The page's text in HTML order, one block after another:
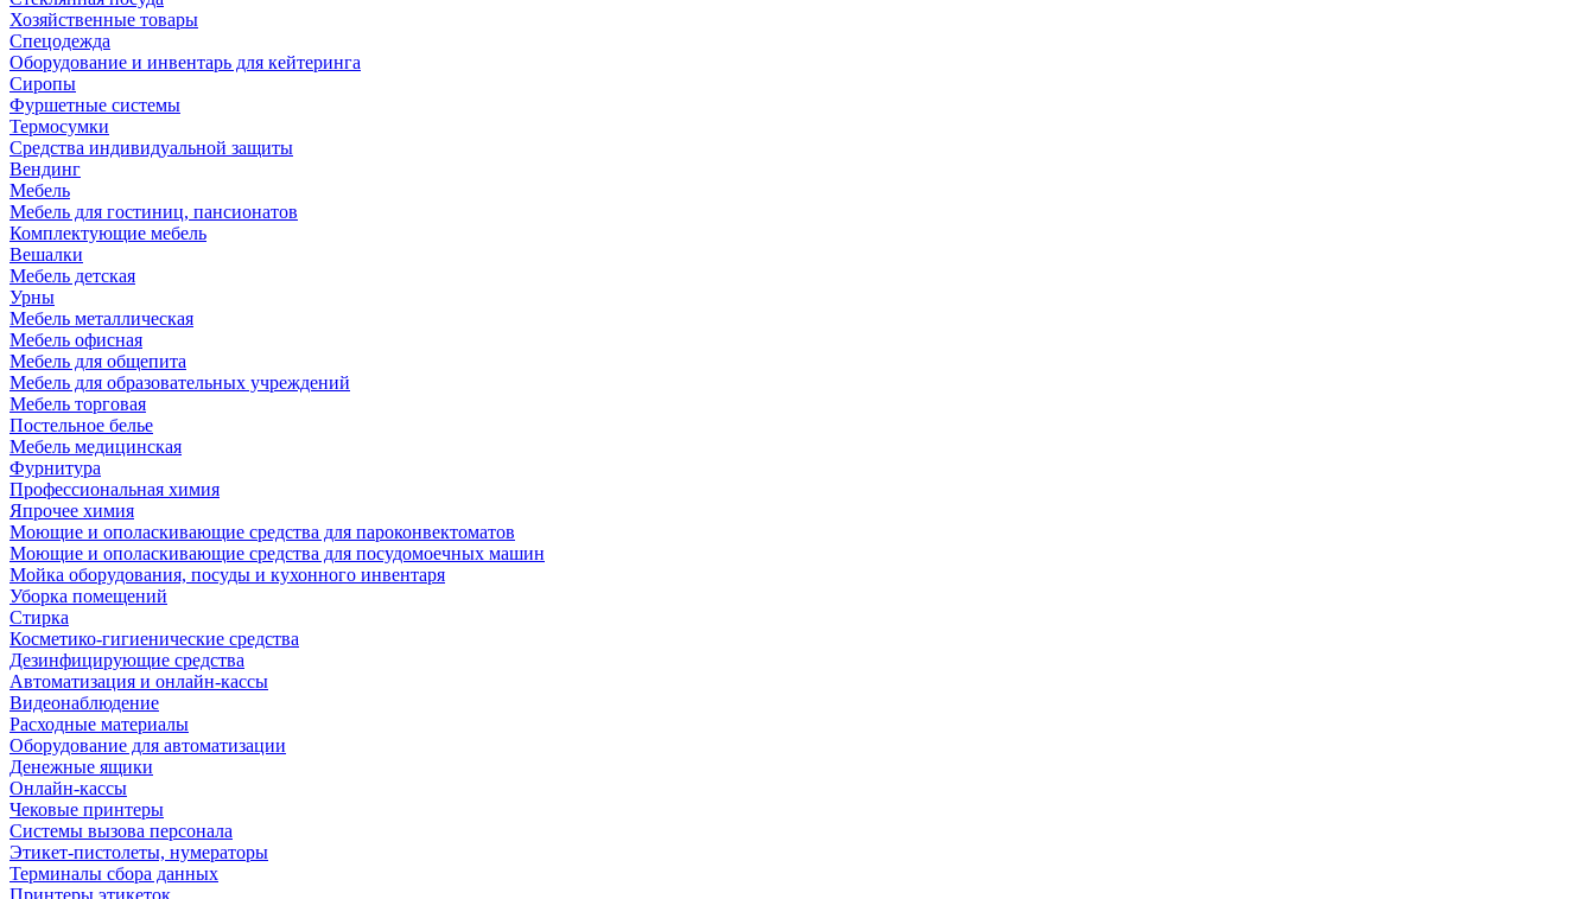
Хозяйственные товары
Спецодежда
Оборудование и инвентарь для кейтеринга
Сиропы
Фуршетные системы
Термосумки
Средства индивидуальной защиты
Вендинг
Мебель
Мебель для гостиниц, пансионатов
Комплектующие мебель
Вешалки
Мебель детская
Урны
Мебель металлическая
Мебель офисная
Мебель для общепита
Мебель для образовательных учреждений
Мебель торговая
Постельное белье
Мебель медицинская
Фурнитура
Профессиональная химия
Япрочее химия
Моющие и ополаскивающие средства для пароконвектоматов
Моющие и ополаскивающие средства для посудомоечных машин
Мойка оборудования, посуды и кухонного инвентаря
Уборка помещений
Стирка
Косметико-гигиенические средства
Дезинфицирующие средства
Автоматизация и онлайн-кассы
Видеонаблюдение
Расходные материалы
Оборудование для автоматизации
Денежные ящики
Онлайн-кассы
Чековые принтеры
Системы вызова персонала
Этикет-пистолеты, нумераторы
Терминалы сбора данных
Принтеры этикеток